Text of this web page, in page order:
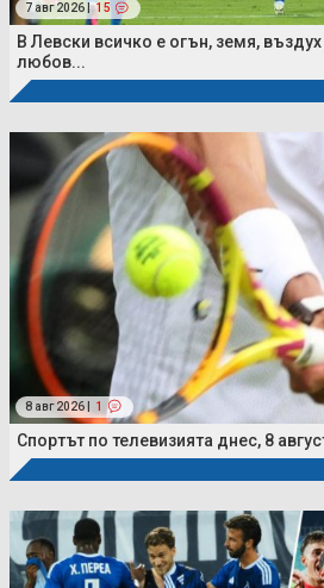
7 авг 2026 | 15
В Левски всичко е огън, земя,
любов...
8 авг 2026 | 1
Спортът по телевизията днес, 8